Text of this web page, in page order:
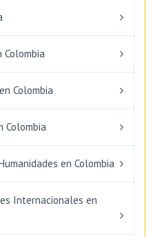
Colombia
Colombia
Colombia
en Colombia
Internacionales en